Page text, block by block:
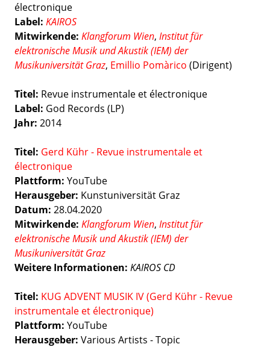
électronique
Label: KAIROS
Mitwirkende: Klangforum Wien, Institut für
elektronische Musik und Akustik (IEM) der
Musikuniversität Graz, Emillio Pomàrico (Dirigent)
Titel: Revue instrumentale et électronique
Label: God Records (LP)
Jahr: 2014
Titel: Gerd Kühr - Revue instrumentale et
électronique
Plattform: YouTube
Herausgeber: Kunstuniversität Graz
Datum: 28.04.2020
Mitwirkende: Klangforum Wien, Institut für
elektronische Musik und Akustik (IEM) der
Musikuniversität Graz
Weitere Informationen: KAIROS CD
Titel: KUG ADVENT MUSIK IV (Gerd Kühr - Revue
instrumentale et électronique)
Plattform: YouTube
Herausgeber: Various Artists - Topic